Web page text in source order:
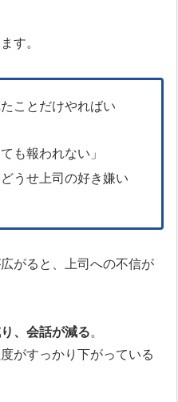
す。
たことだけやればい
も報われない」
どうせ上司の好き嫌い
がると、上司への不信が
、会話が減る。
がすっかり下がっている